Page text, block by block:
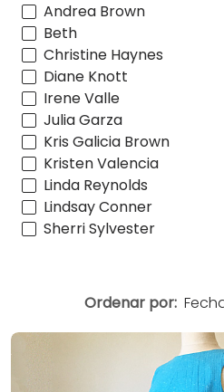
Andrea Brown
Beth
Christine Haynes
Diane Knott
Irene Valle
Julia Garza
Kris Galicia Brown
Kristen Valencia
Linda Reynolds
Lindsay Conner
Sherri Sylvester
Ordenar por: